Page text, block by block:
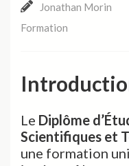
Jonathan Morin
Formation
Le Diplôme
Scientifiques et
une formation